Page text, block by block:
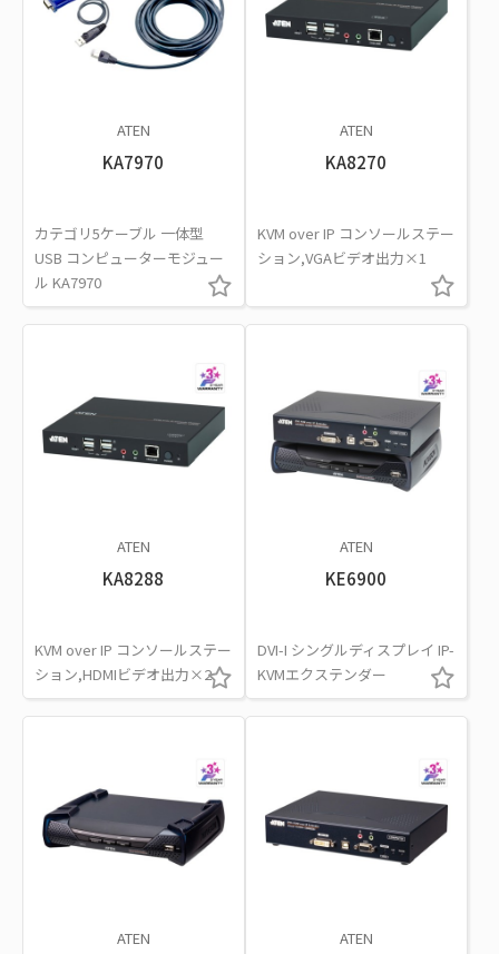
ATEN
KA7970
カテゴリ5ケーブル 一体型
USB コンピューターモジュー
ル KA7970
ATEN
KA8270
KVM over IP コンソールステー
ション,VGAビデオ出力×1
ATEN
KA8288
KVM over IP コンソールステー
ション,HDMIビデオ出力×2
ATEN
KE6900
DVI-I シングルディスプレイ IP-
KVMエクステンダー
ATEN ATEN